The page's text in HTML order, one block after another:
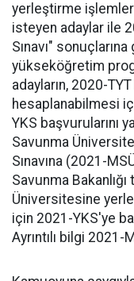
yerleştirme
isteyen adaylar ile
Sınavı"
yükseköğretim
adayların, 2020-
hesaplanabilmesi
YKS başvurularını
Savunma
Sınavına (2021-
Savunma
Üniversitesine
için 2021-YKS'ye
Ayrıntılı bilgi 2021-